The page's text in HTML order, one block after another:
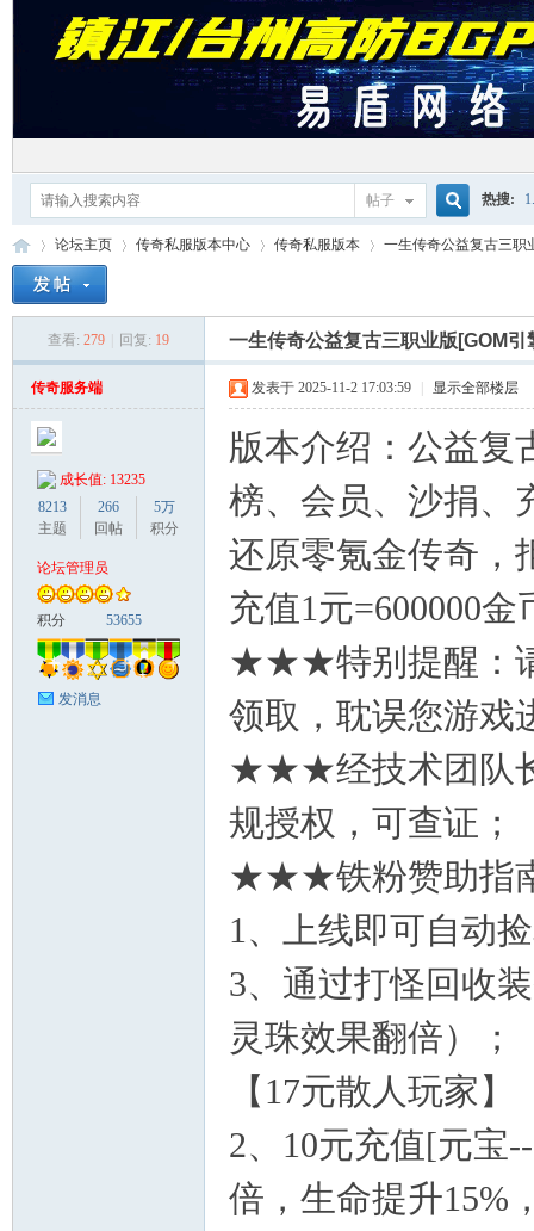
帖子
搜
索
热搜:
单机游
论坛主页 传奇私服版本中心
›
传奇私服版本
›
一生传奇公益复古三职
查看: 279 回复: 19 一生传奇公益复古三职业版[GOM引
传奇服务端
成长值: 13235
8213
主题
266
回帖
5万
积分
论坛管理员
积分 53655
发消息
发表于 2025-11-2 17:03:59 显示全部楼层
版本介绍：公益复
榜、会员、沙捐、
还原零氪金传奇，
充值1元=600000
★★★特别提醒：
领取，耽误您游戏
★★★经技术团队
规授权，可查证；
★★★铁粉赞助
1、上线即可自动
3、通过打怪回收
灵珠效果翻倍）；
【17元散人玩家】
2、10元充值[元宝
倍，生命提升15%